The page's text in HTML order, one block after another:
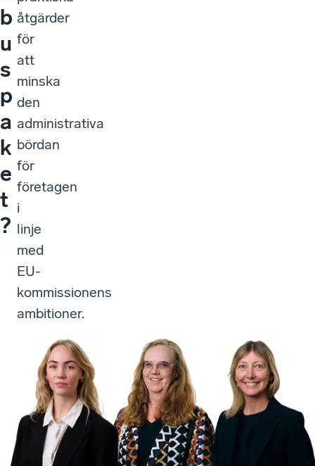
b
u
s
p
a
k
e
t
?
åtgärder
för
att
minska
den
administrativa
bördan
för
företagen
i
linje
med
EU-
kommissionens
ambitioner.